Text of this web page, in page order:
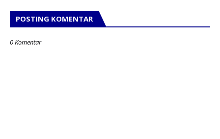
POSTING KOMENTAR
0 Komentar